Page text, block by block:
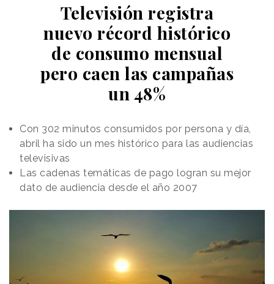
Televisión registra
nuevo récord histórico
de consumo mensual
pero caen las campañas
un 48%
Con 302 minutos consumidos por persona y día,
abril ha sido un mes histórico para las audiencias
televisivas
Las cadenas temáticas de pago logran su mejor
dato de audiencia desde el año 2007